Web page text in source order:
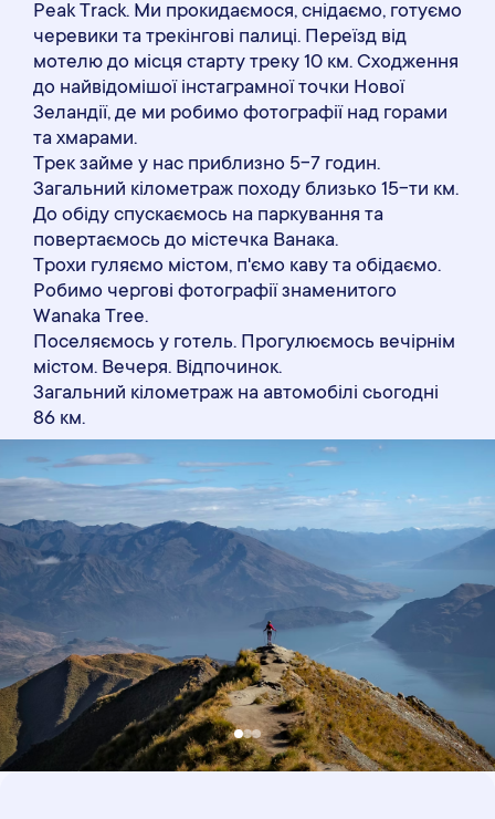
Peak Track. Ми прокидаємося, снідаємо, готуємо
черевики та трекінгові палиці. Переїзд від
мотелю до місця старту треку 10 км. Сходження
до найвідомішої інстаграмної точки Нової
Зеландії, де ми робимо фотографії над горами
та хмарами.
Трек займе у нас приблизно 5-7 годин.
Загальний кілометраж походу близько 15-ти км.
До обіду спускаємось на паркування та
повертаємось до містечка Ванака.
Трохи гуляємо містом, п'ємо каву та обідаємо.
Робимо чергові фотографії знаменитого
Wanaka Tree.
Поселяємось у готель. Прогулюємось вечірнім
містом. Вечеря. Відпочинок.
Загальний кілометраж на автомобілі сьогодні
86 км.